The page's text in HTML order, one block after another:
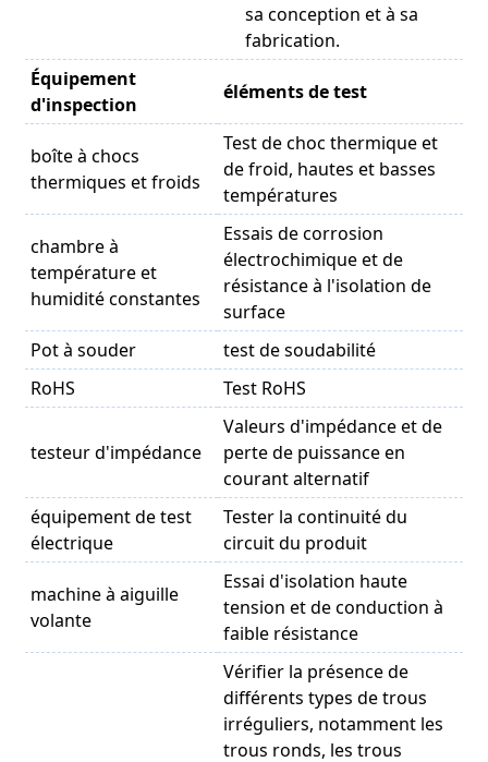
sa conception et à sa
fabrication.
Équipement
d'inspection
éléments de test
boîte à chocs
thermiques et froids
Test de choc thermique et
de froid, hautes et basses
températures
chambre à
température et
humidité constantes
Essais de corrosion
électrochimique et de
résistance à l'isolation de
surface
Pot à souder
test de soudabilité
RoHS
Test RoHS
testeur d'impédance
Valeurs d'impédance et de
perte de puissance en
courant alternatif
équipement de test
électrique
Tester la continuité du
circuit du produit
machine à aiguille
volante
Essai d'isolation haute
tension et de conduction à
faible résistance
Vérifier la présence de
différents types de trous
irréguliers, notamment les
trous ronds, les trous